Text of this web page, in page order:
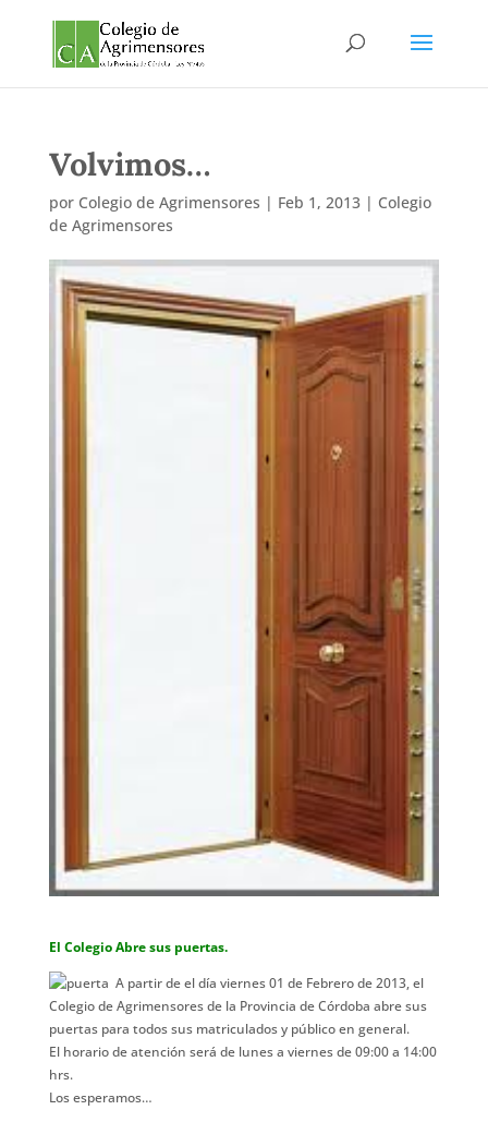
Volvimos…
por Colegio de Agrimensores | Feb 1, 2013| Colegio
de Agrimensores
El Colegio Abre sus puertas.
A partir de el día viernes 01 de Febrero de 2013, el
Colegio de Agrimensores de la Provincia de Córdoba abre sus
puertas para todos sus matriculados y público en general.
El horario de atención será de lunes a viernes de 09:00 a 14:00
hrs.
Los esperamos…